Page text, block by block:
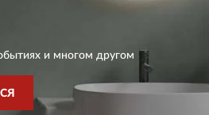
и многом другом